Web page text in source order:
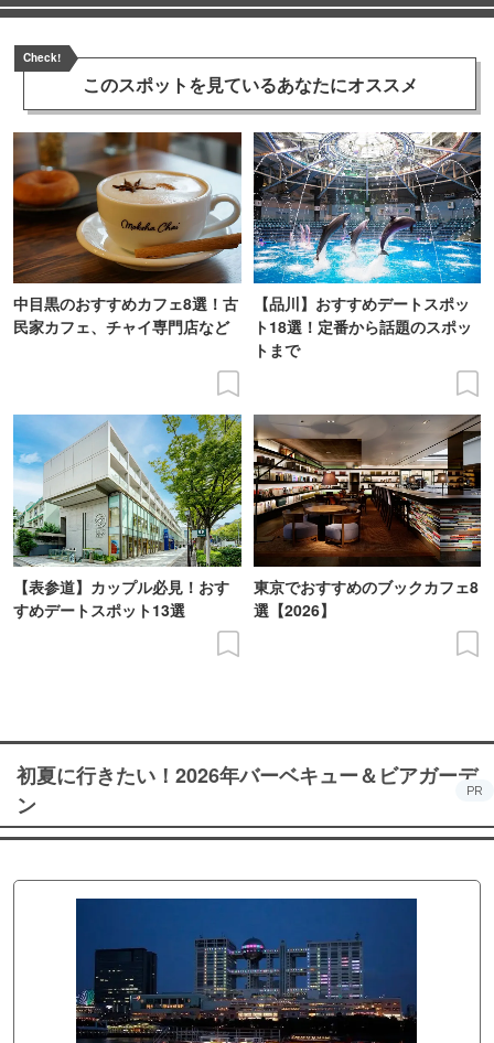
Check!
このスポットを見ているあなたにオススメ
中目黒のおすすめカフェ8選！古
民家カフェ、チャイ専門店など
【品川】おすすめデートスポッ
ト18選！定番から話題のスポッ
トまで
【表参道】カップル必見！おす
すめデートスポット13選
東京でおすすめのブックカフェ8
選【2026】
初夏に行きたい！2026年バーベキュー＆ビアガーデ
ン
PR